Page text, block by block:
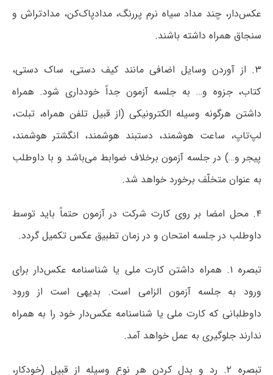
عکس‌دار، چند مداد سیاه نرم پررنگ، مدادپاک‌کن، مدادتراش و
سنجاق همراه داشته باشند.
۳. از آوردن وسایل اضافی مانند کیف دستی، ساک دستی،
کتاب، جزوه و… به جلسه آزمون جداً خودداری شود. همراه
داشتن هرگونه وسیله الکترونیکی (از قبیل تلفن همراه، تبلت،
لپ‌تاپ، ساعت هوشمند، دستبند هوشمند، انگشتر هوشمند،
پیجر و…) در جلسه آزمون برخلاف ضوابط می‌باشد و با داوطلب
به عنوان متخلّف برخورد خواهد شد.
۴. محل امضا بر روی کارت شرکت در آزمون حتماً باید توسط
داوطلب در جلسه امتحان و در زمان تطبیق عکس تکمیل گردد.
تبصره ۱. همراه داشتن کارت ملی یا شناسنامه عکس‌دار برای
ورود به جلسه آزمون الزامی است. بدیهی است از ورود
داوطلبانی که کارت ملی یا شناسنامه عکس‌دار خود را به همراه
ندارند جلوگیری به عمل خواهد آمد.
تبصره ۲. رد و بدل کردن هر نوع وسیله از قبیل (خودکار،